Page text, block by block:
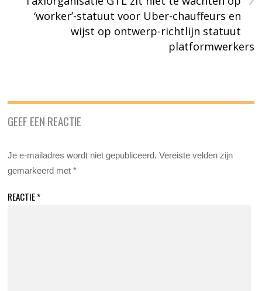
‘worker’-statuut voor Uber-chauffeurs en
wijst op ontwerp-richtlijn statuut
platformwerkers
GEEF EEN REACTIE
Je e-mailadres wordt niet gepubliceerd. Vereiste velden zijn
gemarkeerd met*
REACTIE*